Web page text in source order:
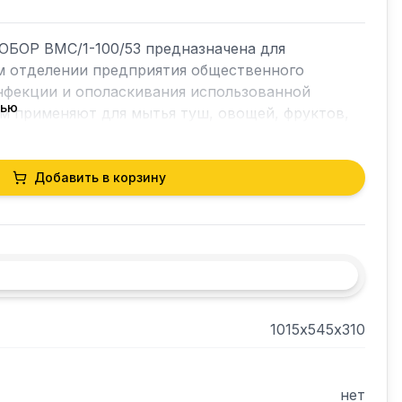
ВМС/1-100/53 предназначена для
отделении предприятия общественного
и ополаскивания использованной
применяют для мытья туш, овощей, фруктов,
но и прочность конструкции.
Добавить в корзину
1015х545х310
нет